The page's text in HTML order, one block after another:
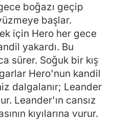
boğazı geçip
başlar.
için Hero her gece
yakardı. Bu
sürer. Soğuk bir kış
Hero'nun kandil
dalgalanır; Leander
Leander'ın cansız
kıyılarına vurur.